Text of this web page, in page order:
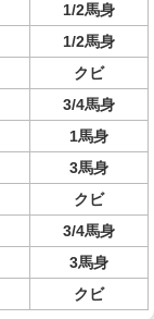
1/2馬身
1/2馬身
クビ
3/4馬身
1馬身
3馬身
クビ
3/4馬身
3馬身
クビ